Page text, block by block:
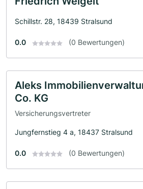
Schillstr. 28, 18439 Stralsund
0.0 (0 Bewertungen)
Aleks
Co. KG
Versicherungsvertreter
Jungfernstieg 4 a, 18437 Stralsund
0.0 (0 Bewertungen)